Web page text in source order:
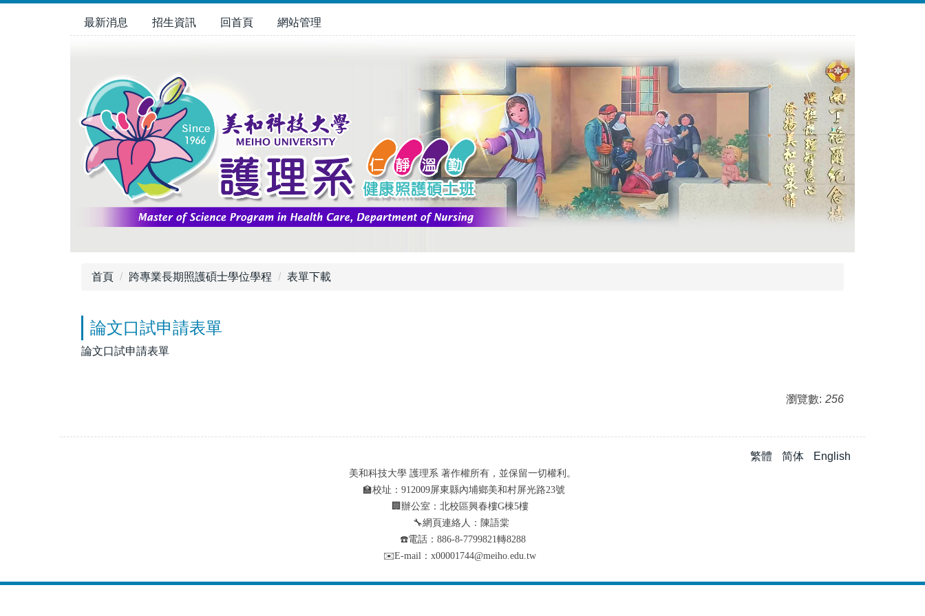
最新消息 招生資訊 回首頁 網站管理
首頁 跨專業長期照護碩士學位學程 表單下載
論文口試申請表單
論文口試申請表單
瀏覽數: 256
繁體 简体 English
美和科技大學 護理系 著作權所有，並保留一切權利。
🏫校址：912009屏東縣內埔鄉美和村屏光路23號
🏢辦公室：北校區興春樓G棟5樓
🔧網頁連絡人：陳語棠
☎️電話：886-8-7799821轉8288
✉️E-mail：x00001744@meiho.edu.tw